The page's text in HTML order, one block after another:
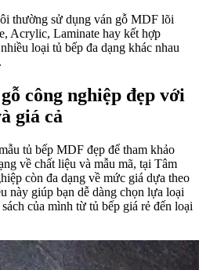
thường sử dụng ván gỗ MDF lõi
Acrylic, Laminate hay kết hợp
loại tủ bếp đa dạng khác nhau
công nghiệp đẹp với
giá cả
tủ bếp MDF đẹp để tham khảo
về chất liệu và mẫu mã, tại Tâm
còn đa dạng về mức giá dựa theo
này giúp bạn dễ dàng chọn lựa loại
của mình từ tủ bếp giá rẻ đến loại